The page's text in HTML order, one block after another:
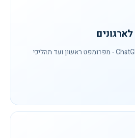
עבודה מקצועית עם ChatGPT - מפרומפט ראשון ועד תהליכי